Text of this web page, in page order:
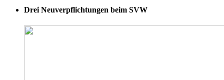
Drei Neuverpflichtungen beim SVW